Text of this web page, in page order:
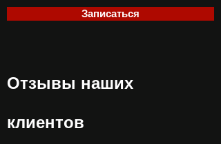
Записаться
Отзывы наших
клиентов